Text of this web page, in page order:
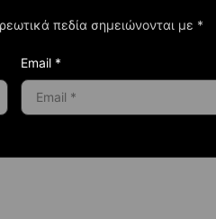
πεδία σημειώνονται με *
Email *